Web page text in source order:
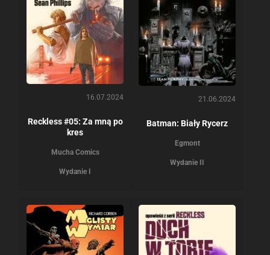
16.07.2024
Reckless #05: Za mną po
kres
Mucha Comics
Wydanie I
21.06.2024
Batman: Biały Rycerz
Egmont
Wydanie II